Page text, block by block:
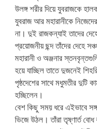
উলঙ্গ শরীর দিয়ে যুবরাজকে
যুবরাজ আর মহারানীকে
না। দুই রাজকন্যাই তাদের
প্রয়োজনীয় ছন্দ তাঁদের দেহে
মহারানী ও অঞ্জনার
হয়ে যাচ্ছিল তাতে দুজনেই
পৃষ্ঠদেশের সাথে মধুমতীর দুটি
হচ্ছিলেন।
বেশ কিছু সময় ধরে এইভাবে
ভিজে উঠল। তাঁরা তৃষ্ণার্ত